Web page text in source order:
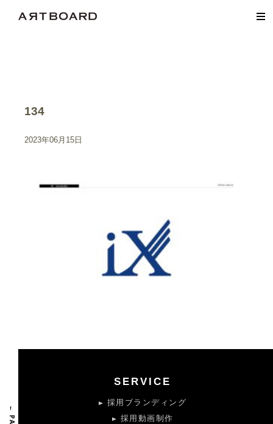
134
2023年06月15日
SERVICE
採用ブランディング
採用動画制作